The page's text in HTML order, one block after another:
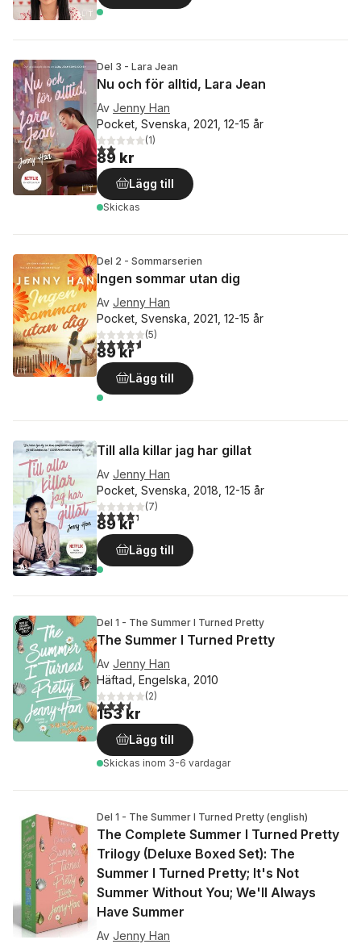
Del 3 - Lara Jean
Nu och för alltid, Lara Jean
Av Jenny Han
Pocket, Svenska, 2021, 12-15 år
2,0utav 5 stjärnor. Totalt antal röster:
(1)
89 kr
Lägg till
Skickas
Del 2 - Sommarserien
Ingen sommar utan dig
Av Jenny Han
Pocket, Svenska, 2021, 12-15 år
4,6utav 5 stjärnor. Totalt antal röster:
(5)
89 kr
Lägg till
Till alla killar jag har gillat
Av Jenny Han
Pocket, Svenska, 2018, 12-15 år
4,3utav 5 stjärnor. Totalt antal röster:
(7)
89 kr
Lägg till
Del 1 - The Summer I Turned Pretty
The Summer I Turned Pretty
Av Jenny Han
Häftad, Engelska, 2010
3,5utav 5 stjärnor. Totalt antal röster:
(2)
153 kr
Lägg till
Skickas inom 3-6 vardagar
Del 1 - The Summer I Turned Pretty (english)
The Complete Summer I Turned Pretty
Trilogy (Deluxe Boxed Set): The
Summer I Turned Pretty; It's Not
Summer Without You; We'll Always
Have Summer
Av Jenny Han